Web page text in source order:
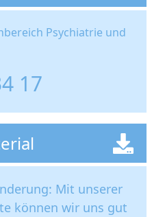
Psychiatrie und
17
Mit unserer
können wir uns gut